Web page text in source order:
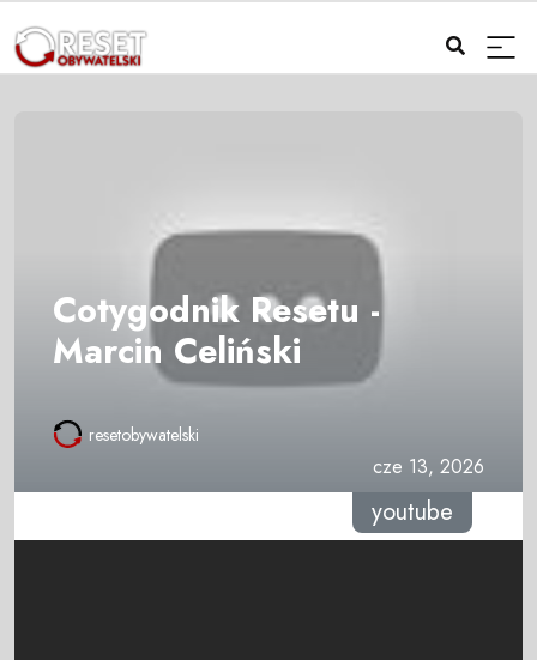
Cotygodnik Resetu -
Marcin Celiński
resetobywatelski
cze 13, 2026
youtube